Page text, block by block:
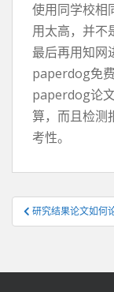
使用同学校相
用太高，并不
最后再用知网
paperdog免
paperdog论
算，而且检测
考性。
文
章
航
研究结果论文如何